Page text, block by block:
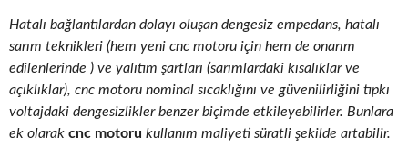
Hatalı bağlantılardan dolayı oluşan dengesiz empedans, hatalı
sarım teknikleri (hem yeni cnc motoru için hem de onarım
edilenlerinde ) ve yalıtım şartları (sarımlardaki kısalıklar ve
açıklıklar), cnc motoru nominal sıcaklığını ve güvenilirliğini tıpkı
voltajdaki dengesizlikler benzer biçimde etkileyebilirler. Bunlara
ek olarak cnc motoru kullanım maliyeti süratli şekilde artabilir.